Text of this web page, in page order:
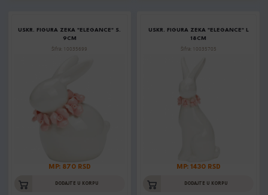
USKR. FIGURA ZEKA "ELEGANCE" S.
9CM
Šifra: 10035699
MP: 870 RSD
DODAJTE U KORPU
USKR. FIGURA ZEKA "ELEGANCE" L
18CM
Šifra: 10035705
MP: 1430 RSD
DODAJTE U KORPU